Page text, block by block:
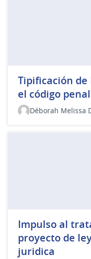
Tipificación
el código penal
Déborah Melissa
Impulso al
proyecto de
juridica